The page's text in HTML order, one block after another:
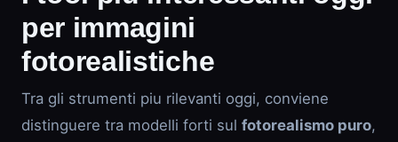
per immagini
fotorealistiche
Tra gli strumenti piu rilevanti oggi, conviene
distinguere tra modelli forti sul fotorealismo puro,